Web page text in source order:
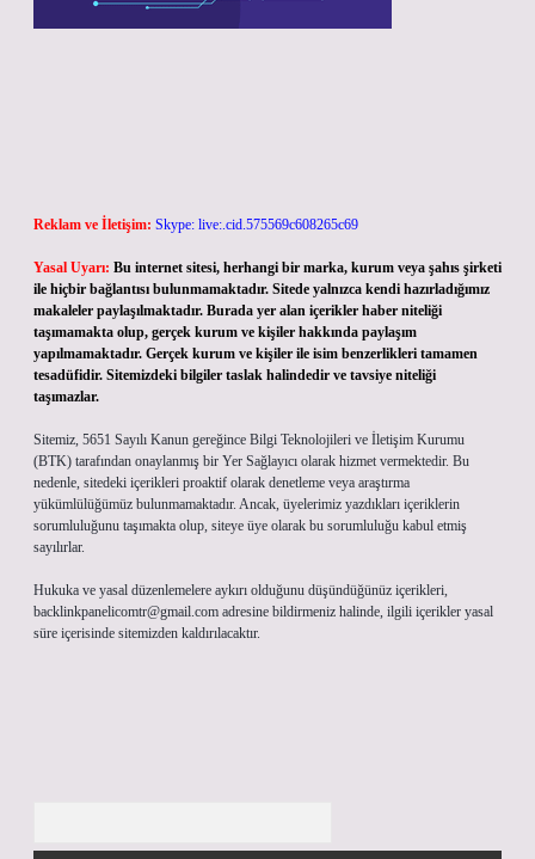
Reklam ve İletişim: Skype: live:.cid.575569c608265c69
Yasal Uyarı: Bu internet sitesi, herhangi bir marka, kurum veya şahıs şirketi
ile hiçbir bağlantısı bulunmamaktadır. Sitede yalnızca kendi hazırladığımız
makaleler paylaşılmaktadır. Burada yer alan içerikler haber niteliği
taşımamakta olup, gerçek kurum ve kişiler hakkında paylaşım
yapılmamaktadır. Gerçek kurum ve kişiler ile isim benzerlikleri tamamen
tesadüfidir. Sitemizdeki bilgiler taslak halindedir ve tavsiye niteliği
taşımazlar.
Sitemiz, 5651 Sayılı Kanun gereğince Bilgi Teknolojileri ve İletişim Kurumu
(BTK) tarafından onaylanmış bir Yer Sağlayıcı olarak hizmet vermektedir. Bu
nedenle, sitedeki içerikleri proaktif olarak denetleme veya araştırma
yükümlülüğümüz bulunmamaktadır. Ancak, üyelerimiz yazdıkları içeriklerin
sorumluluğunu taşımakta olup, siteye üye olarak bu sorumluluğu kabul etmiş
sayılırlar.
Hukuka ve yasal düzenlemelere aykırı olduğunu düşündüğünüz içerikleri,
backlinkpanelicomtr@gmail.com adresine bildirmeniz halinde, ilgili içerikler yasal
süre içerisinde sitemizden kaldırılacaktır.